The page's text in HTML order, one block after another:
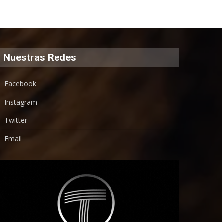
Nuestras Redes
Facebook
Instagram
Twitter
Email